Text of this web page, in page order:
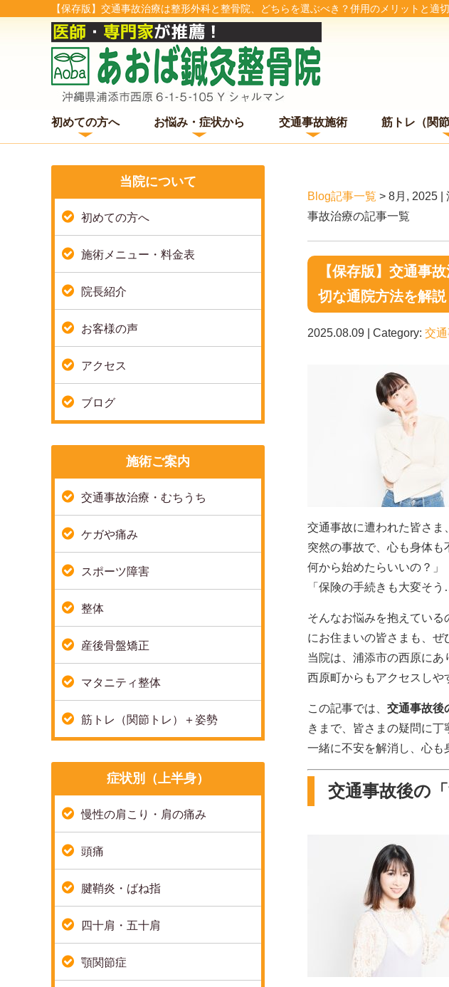
【保存版】交通事故治療は整形外科と整骨院、どちらを選ぶべき？併用のメリットと
初めての方へ お悩み・症状から 交通事故施術 筋トレ（関
Blog記事一覧 > 8月, 2025 |
事故治療の記事一覧
【保存版】交通事
切な通院方法を解説
2025.08.09 | Category: 交
交通事故に遭われた皆さま
突然の事故で、心も身体
何から始めたらいいの？」
「保険の手続きも大変そう
そんなお悩みを抱えている
にお住まいの皆さまも、ぜ
当院は、浦添市の西原に
西原町からもアクセスしや
この記事では、 交通事故後
きまで、皆さまの疑問に丁
一緒に不安を解消し、心も
交通事故後の
当院について
初めての方へ
施術メニュー・料金表
院長紹介
お客様の声
アクセス
ブログ
施術ご案内
交通事故治療・むちうち
ケガや痛み
スポーツ障害
整体
産後骨盤矯正
マタニティ整体
筋トレ（関節トレ）＋姿勢
症状別（上半身）
慢性の肩こり・肩の痛み
頭痛
腱鞘炎・ばね指
四十肩・五十肩
顎関節症